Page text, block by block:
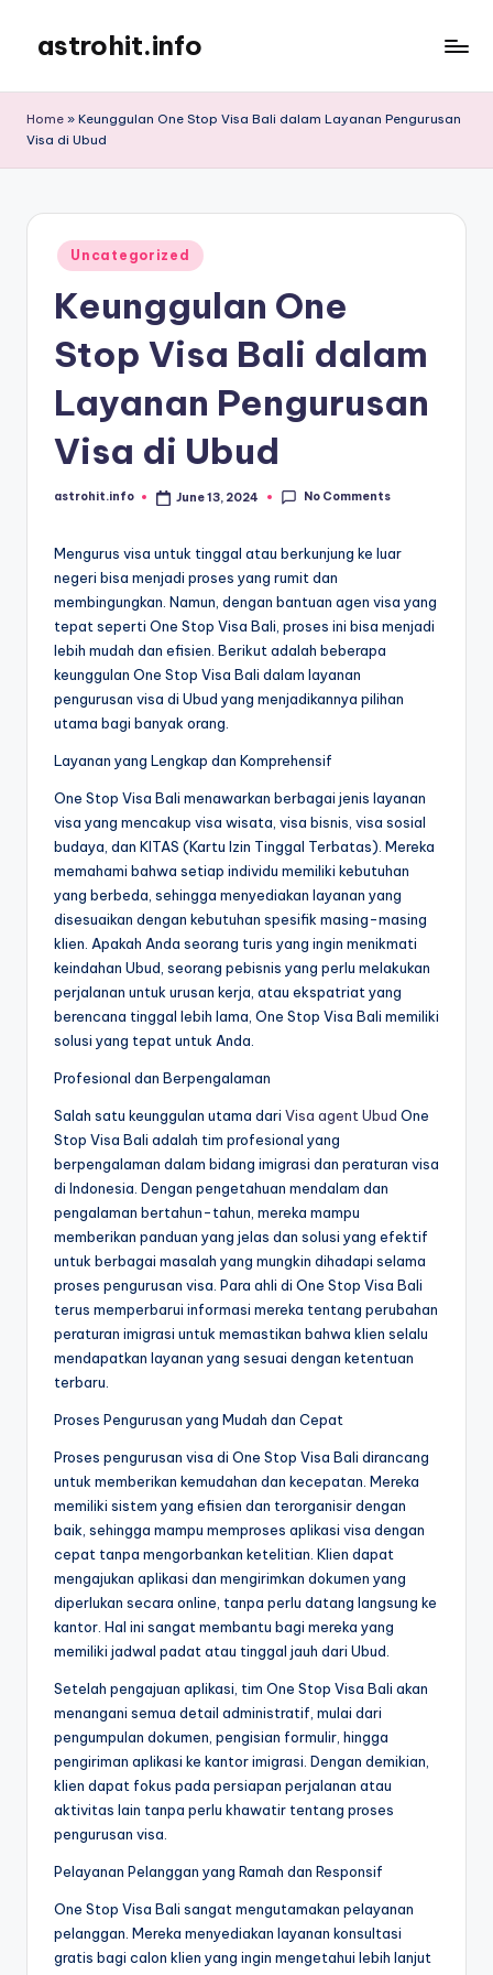
content
astrohit.info
Akurat
Home » Keunggulan One Stop Visa Bali dalam Layanan Pengurusan
Visa di Ubud
Posted
in
Uncategorized
Keunggulan One
Stop Visa Bali dalam
Layanan Pengurusan
Visa di Ubud
Posted
astrohit.info June 13, 2024 No Comments
Mengurus visa untuk tinggal atau berkunjung ke luar
negeri bisa menjadi proses yang rumit dan
membingungkan. Namun, dengan bantuan agen visa yang
tepat seperti One Stop Visa Bali, proses ini bisa menjadi
lebih mudah dan efisien. Berikut adalah beberapa
keunggulan One Stop Visa Bali dalam layanan
pengurusan visa di Ubud yang menjadikannya pilihan
utama bagi banyak orang.
Layanan yang Lengkap dan Komprehensif
One Stop Visa Bali menawarkan berbagai jenis layanan
visa yang mencakup visa wisata, visa bisnis, visa sosial
budaya, dan KITAS (Kartu Izin Tinggal Terbatas). Mereka
memahami bahwa setiap individu memiliki kebutuhan
yang berbeda, sehingga menyediakan layanan yang
disesuaikan dengan kebutuhan spesifik masing-masing
klien. Apakah Anda seorang turis yang ingin menikmati
keindahan Ubud, seorang pebisnis yang perlu melakukan
perjalanan untuk urusan kerja, atau ekspatriat yang
berencana tinggal lebih lama, One Stop Visa Bali memiliki
solusi yang tepat untuk Anda.
Profesional dan Berpengalaman
Salah satu keunggulan utama dari Visa agent Ubud One
Stop Visa Bali adalah tim profesional yang
berpengalaman dalam bidang imigrasi dan peraturan visa
di Indonesia. Dengan pengetahuan mendalam dan
pengalaman bertahun-tahun, mereka mampu
memberikan panduan yang jelas dan solusi yang efektif
untuk berbagai masalah yang mungkin dihadapi selama
proses pengurusan visa. Para ahli di One Stop Visa Bali
terus memperbarui informasi mereka tentang perubahan
peraturan imigrasi untuk memastikan bahwa klien selalu
mendapatkan layanan yang sesuai dengan ketentuan
terbaru.
Proses Pengurusan yang Mudah dan Cepat
Proses pengurusan visa di One Stop Visa Bali dirancang
untuk memberikan kemudahan dan kecepatan. Mereka
memiliki sistem yang efisien dan terorganisir dengan
baik, sehingga mampu memproses aplikasi visa dengan
cepat tanpa mengorbankan ketelitian. Klien dapat
mengajukan aplikasi dan mengirimkan dokumen yang
diperlukan secara online, tanpa perlu datang langsung ke
kantor. Hal ini sangat membantu bagi mereka yang
memiliki jadwal padat atau tinggal jauh dari Ubud.
Setelah pengajuan aplikasi, tim One Stop Visa Bali akan
menangani semua detail administratif, mulai dari
pengumpulan dokumen, pengisian formulir, hingga
pengiriman aplikasi ke kantor imigrasi. Dengan demikian,
klien dapat fokus pada persiapan perjalanan atau
aktivitas lain tanpa perlu khawatir tentang proses
pengurusan visa.
Pelayanan Pelanggan yang Ramah dan Responsif
One Stop Visa Bali sangat mengutamakan pelayanan
pelanggan. Mereka menyediakan layanan konsultasi
gratis bagi calon klien yang ingin mengetahui lebih lanjut